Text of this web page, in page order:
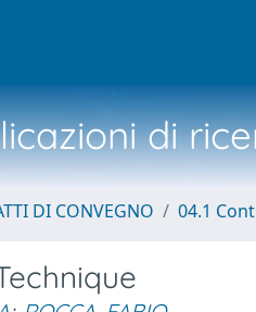
di
DI CONVEGNO 04.1